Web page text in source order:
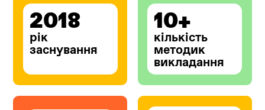
2018
рік
заснування
10+
кількість
методик
викладання